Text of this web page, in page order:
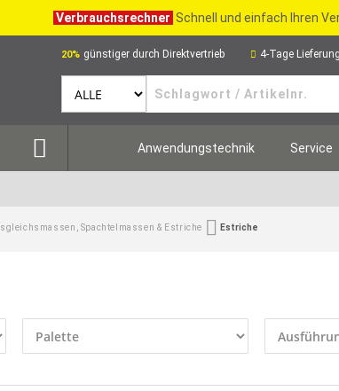
Verbrauchsrechner Schnell und einfach Ihren
20% günstiger durch Direktvertrieb 4-Tage Lieferung
Anwendungstechnik Service
Spachtelmassen & Estriche Estriche